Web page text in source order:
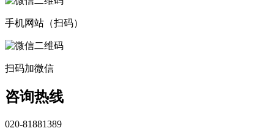
手机网站（扫码）
扫码加微信
咨询热线
020-81881389